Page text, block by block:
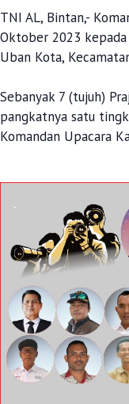
TNI AL, Bintan,-
Oktober 2023
Uban Kota,
Sebanyak 7 (tujuh)
pangkatnya satu
Komandan Upacara